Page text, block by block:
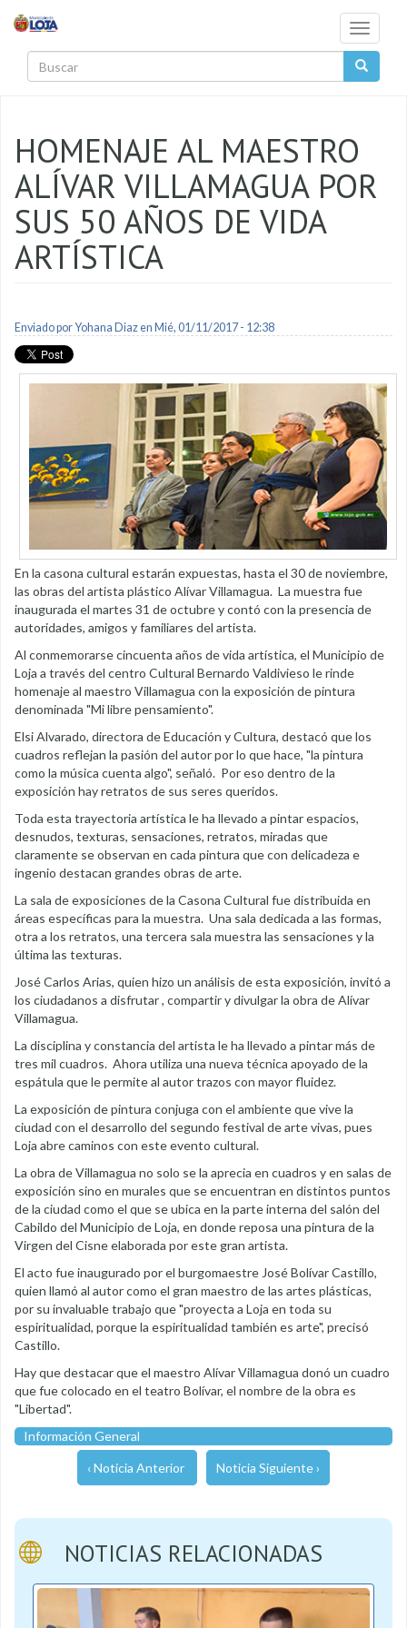
Toggle
HOMENAJE AL MAESTRO
ALÍVAR VILLAMAGUA POR
SUS 50 AÑOS DE VIDA
ARTÍSTICA
Enviado porYohana Diazen Mié, 01/11/2017 - 12:38
En la casona cultural estarán expuestas, hasta el 30 de noviembre,
las obras del artista plástico Alívar Villamagua. La muestra fue
inaugurada el martes 31 de octubre y contó con la presencia de
autoridades, amigos y familiares del artista.
Al conmemorarse cincuenta años de vida artística, el Municipio de
Loja a través del centro Cultural Bernardo Valdivieso le rinde
homenaje al maestro Villamagua con la exposición de pintura
denominada "Mi libre pensamiento".
Elsi Alvarado, directora de Educación y Cultura, destacó que los
cuadros reflejan la pasión del autor por lo que hace, "la pintura
como la música cuenta algo", señaló. Por eso dentro de la
exposición hay retratos de sus seres queridos.
Toda esta trayectoria artística le ha llevado a pintar espacios,
desnudos, texturas, sensaciones, retratos, miradas que
claramente se observan en cada pintura que con delicadeza e
ingenio destacan grandes obras de arte.
La sala de exposiciones de la Casona Cultural fue distribuida en
áreas específicas para la muestra. Una sala dedicada a las formas,
otra a los retratos, una tercera sala muestra las sensaciones y la
última las texturas.
José Carlos Arias, quien hizo un análisis de esta exposición, invitó a
los ciudadanos a disfrutar , compartir y divulgar la obra de Alívar
Villamagua.
La disciplina y constancia del artista le ha llevado a pintar más de
tres mil cuadros. Ahora utiliza una nueva técnica apoyado de la
espátula que le permite al autor trazos con mayor fluidez.
La exposición de pintura conjuga con el ambiente que vive la
ciudad con el desarrollo del segundo festival de arte vivas, pues
Loja abre caminos con este evento cultural.
La obra de Villamagua no solo se la aprecia en cuadros y en salas de
exposición sino en murales que se encuentran en distintos puntos
de la ciudad como el que se ubica en la parte interna del salón del
Cabildo del Municipio de Loja, en donde reposa una pintura de la
Virgen del Cisne elaborada por este gran artista.
El acto fue inaugurado por el burgomaestre José Bolívar Castillo,
quien llamó al autor como el gran maestro de las artes plásticas,
por su invaluable trabajo que "proyecta a Loja en toda su
espiritualidad, porque la espiritualidad también es arte", precisó
Castillo.
Hay que destacar que el maestro Alívar Villamagua donó un cuadro
que fue colocado en el teatro Bolívar, el nombre de la obra es
"Libertad".
Información General
‹ Noticia Anterior Noticia Siguiente ›
NOTICIAS RELACIONADAS